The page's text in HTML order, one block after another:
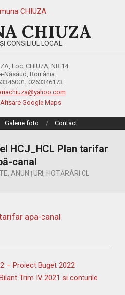
CHIUZA
CONSILIUL LOCAL
Loc. CHIUZA, NR.14
Năsăud, România.
0263346173
Afisare Google Maps
Galerie foto Contact
HCJ_HCL Plan tarifar
canal
, ANUNȚURI, HOTĂRÂRI CL
apa-canal
– Proiect Buget 2022
Trim IV 2021 si conturile